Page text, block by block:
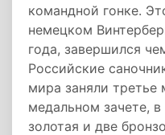
командной гонке.
немецком
года, завершился
Российские
мира заняли
медальном зачете,
золотая и две